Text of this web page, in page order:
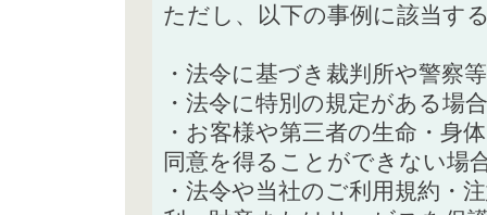
ただし、以下の事例に該当す
・法令に基づき裁判所や警察
・法令に特別の規定がある場合
・お客様や第三者の生命・身
同意を得ることができない場
・法令や当社のご利用規約・